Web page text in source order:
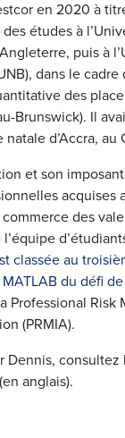
en 2020 à
études à
puis à
dans le
des
Brunswick). Il
d’Accra, au
et son
acquises
des
classée au
du défi
Professional Risk
(PRMIA).
Dennis, consultez
(en anglais).